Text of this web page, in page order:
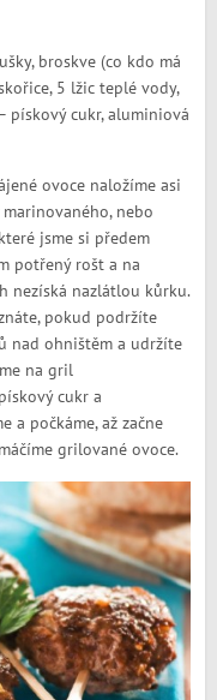
broskve (co kdo má
5 lžic teplé vody,
pískový cukr, aluminiová
ovoce naložíme asi
nebo
jsme si předem
potřený rošt a na
nezíská nazlátlou kůrku.
pokud podržíte
nad ohništěm a udržíte
na gril
cukr a
a počkáme, až začne
grilované ovoce.